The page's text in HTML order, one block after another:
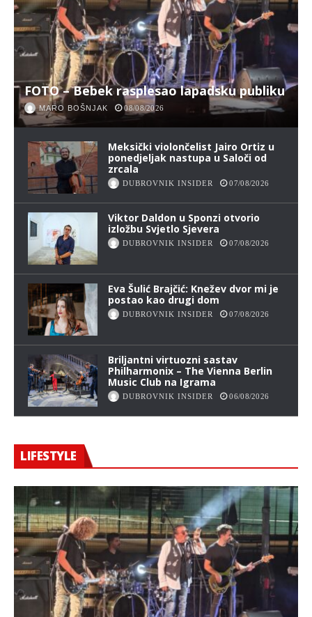
FOTO – Bebek rasplesao lapadsku publiku
MARO BOŠNJAK 08/08/2026
Meksički violončelist Jairo Ortiz u
ponedjeljak nastupa u Saloči od
zrcala
DUBROVNIK INSIDER 07/08/2026
Viktor Daldon u Sponzi otvorio
izložbu Svjetlo Sjevera
DUBROVNIK INSIDER 07/08/2026
Eva Šulić Brajčić: Knežev dvor mi je
postao kao drugi dom
DUBROVNIK INSIDER 07/08/2026
Briljantni virtuozni sastav
Philharmonix – The Vienna Berlin
Music Club na Igrama
DUBROVNIK INSIDER 06/08/2026
LIFESTYLE